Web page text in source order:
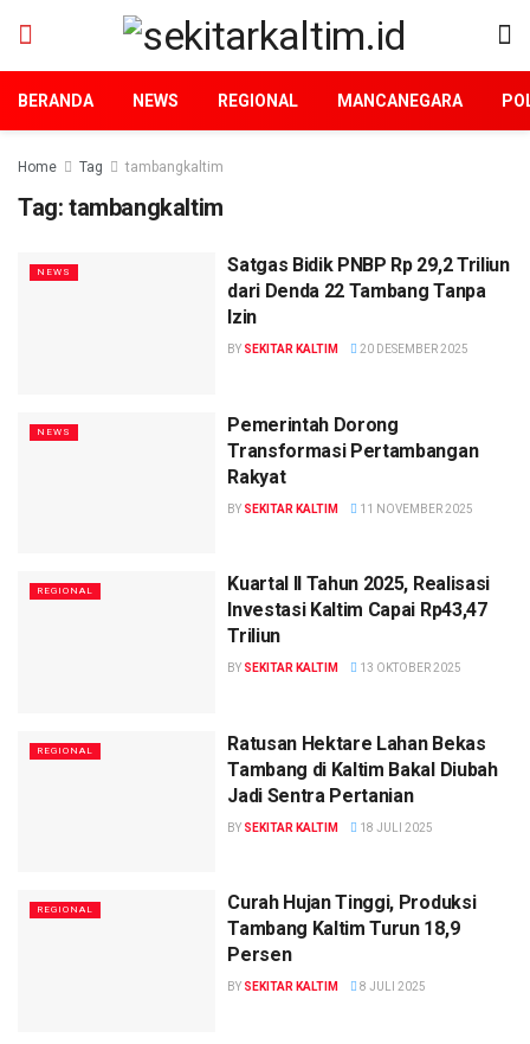
BERANDA NEWS REGIONAL MANCANEGARA
Home Tag tambangkaltim
Tag: tambangkaltim
NEWS
Satgas Bidik PNBP Rp 29,2 Triliun
dari Denda 22 Tambang Tanpa
Izin
BY SEKITAR KALTIM 20 DESEMBER 2025
NEWS
Pemerintah Dorong
Transformasi Pertambangan
Rakyat
BY SEKITAR KALTIM 11 NOVEMBER 2025
REGIONAL
Kuartal II Tahun 2025, Realisasi
Investasi Kaltim Capai Rp43,47
Triliun
BY SEKITAR KALTIM 13 OKTOBER 2025
REGIONAL
Ratusan Hektare Lahan Bekas
Tambang di Kaltim Bakal Diubah
Jadi Sentra Pertanian
BY SEKITAR KALTIM 18 JULI 2025
REGIONAL
Curah Hujan Tinggi, Produksi
Tambang Kaltim Turun 18,9
Persen
BY SEKITAR KALTIM 8 JULI 2025